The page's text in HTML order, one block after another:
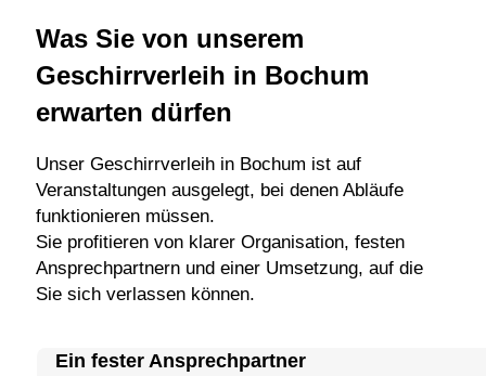
Was Sie von unserem
Geschirrverleih in Bochum
erwarten dürfen
Unser Geschirrverleih in Bochum ist auf
Veranstaltungen ausgelegt, bei denen Abläufe
funktionieren müssen.
Sie profitieren von klarer Organisation, festen
Ansprechpartnern und einer Umsetzung, auf die
Sie sich verlassen können.
Ein fester Ansprechpartner